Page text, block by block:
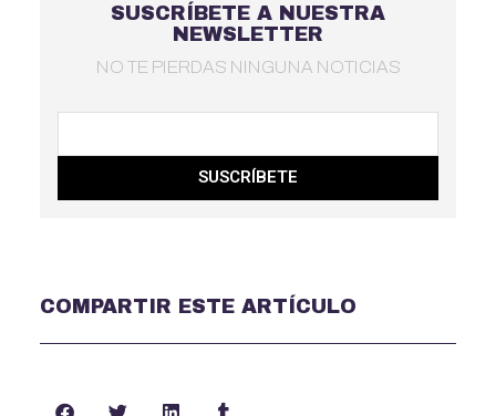
SUSCRÍBETE A NUESTRA
NEWSLETTER
NO TE PIERDAS NINGUNA NOTICIAS
SUSCRÍBETE
COMPARTIR ESTE ARTÍCULO